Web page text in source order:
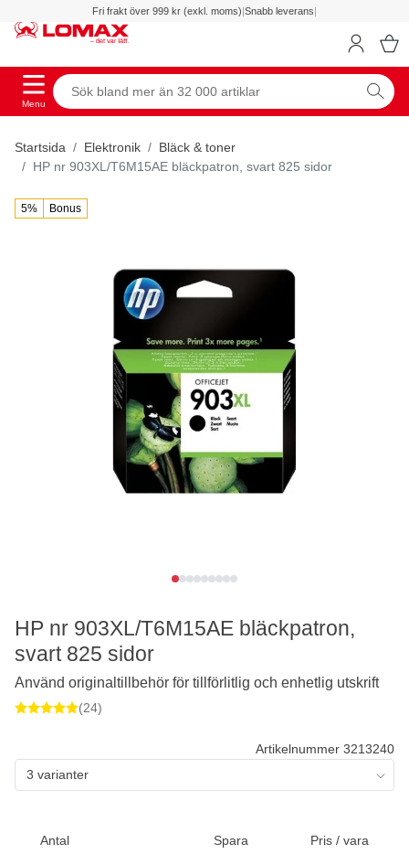
Fri frakt över 999 kr (exkl. moms)|Snabb leverans|
Menu
Startsida Elektronik
Bläck & toner
HP nr 903XL/T6M15AE bläckpatron, svart 825 sidor
5% Bonus
Artikelnummer 3213240
3 varianter
Antal Spara Pris / vara
HP nr 903XL/T6M15AE bläckpatron,
svart 825 sidor
Använd originaltillbehör för tillförlitlig och enhetlig utskrift
(24)